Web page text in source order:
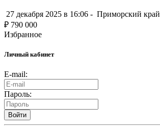
27 декабря 2025 в 16:06 - Приморский край
₽ 790 000
Избранное
Личный кабинет
E-mail:
Пароль:
Войти